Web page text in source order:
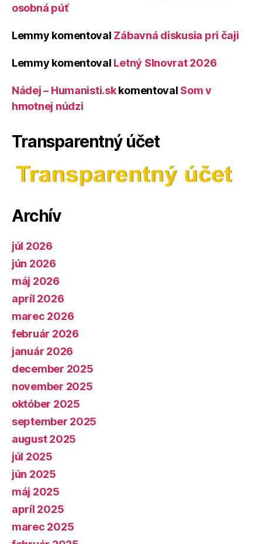
osobná púť
Lemmy komentoval Zábavná diskusia pri čaji
Lemmy komentoval Letný Slnovrat 2026
Nádej – Humanisti.skkomentoval Som v
hmotnej núdzi
Transparentný účet
Archív
júl 2026
jún 2026
máj 2026
apríl 2026
marec 2026
február 2026
január 2026
december 2025
november 2025
október 2025
september 2025
august 2025
júl 2025
jún 2025
máj 2025
apríl 2025
marec 2025